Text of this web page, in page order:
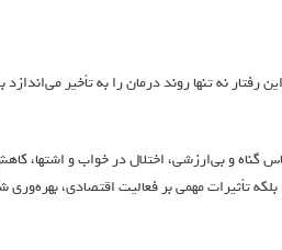
رفتار نه تنها روند درمان را به تأخیر می‌اندازد
گناه و بی‌ارزشی، اختلال در خواب و اشتها،
تأثیرات مهمی بر فعالیت اقتصادی،